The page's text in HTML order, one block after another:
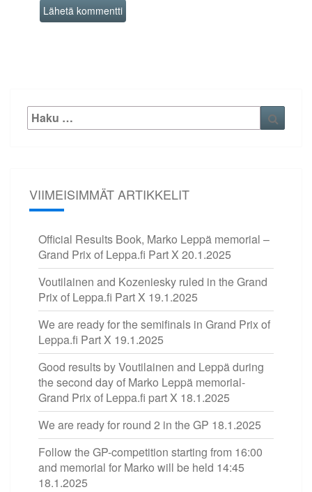
Etsi:
VIIMEISIMMÄT ARTIKKELIT
Official Results Book, Marko Leppä memorial –
Grand Prix of Leppa.fi Part X 20.1.2025
Voutilainen and Kozeniesky ruled in the Grand
Prix of Leppa.fi Part X 19.1.2025
We are ready for the semifinals in Grand Prix of
Leppa.fi Part X 19.1.2025
Good results by Voutilainen and Leppä during
the second day of Marko Leppä memorial-
Grand Prix of Leppa.fi part X 18.1.2025
We are ready for round 2 in the GP 18.1.2025
Follow the GP-competition starting from 16:00
and memorial for Marko will be held 14:45
18.1.2025